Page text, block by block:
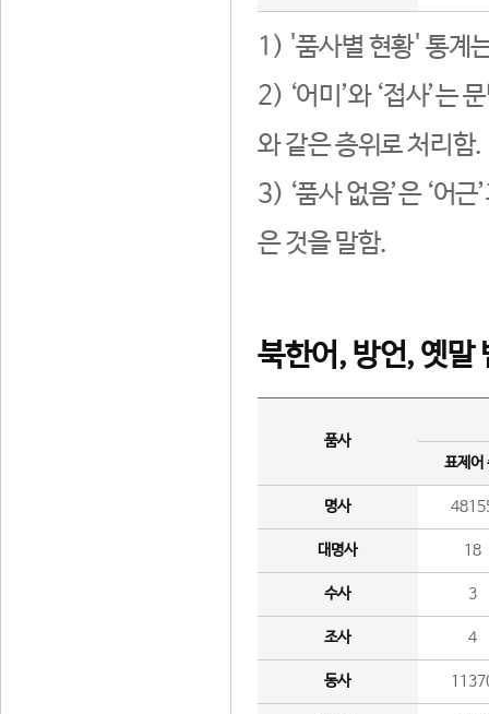
1) '품사별 현황' 통계
2) ‘어미’와 ‘접사’는
와 같은 층위로 처리함.
3) ‘품사 없음’은 ‘어
은 것을 말함.
북한어, 방언, 옛말
품사
표제어
명사
대명사 18
수사 3
조사 4
동사